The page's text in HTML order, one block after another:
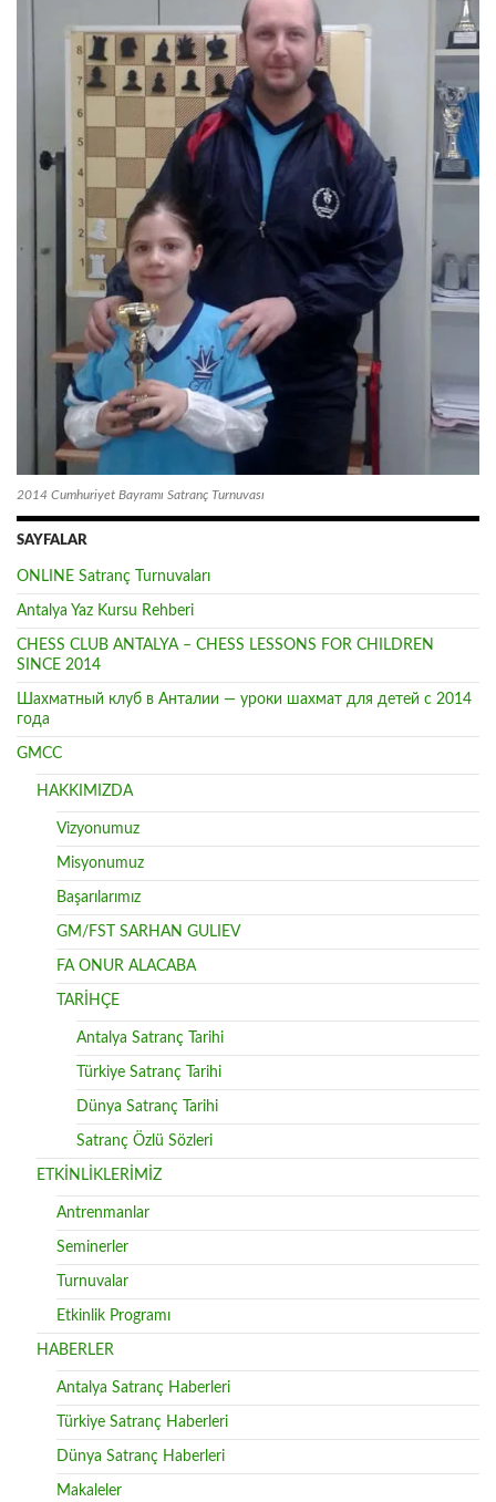
2014 Cumhuriyet Bayramı Satranç Turnuvası
SAYFALAR
ONLINE Satranç Turnuvaları
Antalya Yaz Kursu Rehberi
CHESS CLUB ANTALYA – CHESS LESSONS FOR CHILDREN
SINCE 2014
Шахматный клуб в Анталии — уроки шахмат для детей с 2014
года
GMCC
HAKKIMIZDA
Vizyonumuz
Misyonumuz
Başarılarımız
GM/FST SARHAN GULIEV
FA ONUR ALACABA
TARİHÇE
Antalya Satranç Tarihi
Türkiye Satranç Tarihi
Dünya Satranç Tarihi
Satranç Özlü Sözleri
ETKİNLİKLERİMİZ
Antrenmanlar
Seminerler
Turnuvalar
Etkinlik Programı
HABERLER
Antalya Satranç Haberleri
Türkiye Satranç Haberleri
Dünya Satranç Haberleri
Makaleler